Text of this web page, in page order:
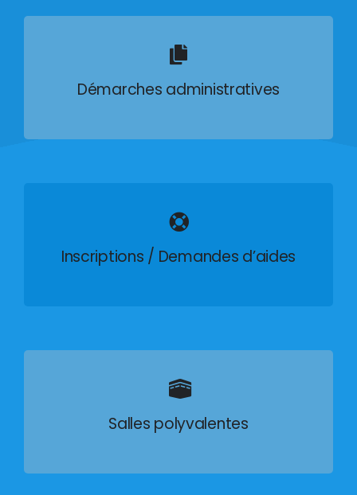
Démarches administratives
Inscriptions / Demandes d’aides
Salles polyvalentes